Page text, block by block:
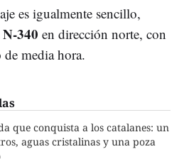
es igualmente sencillo,
N-340 en dirección norte, con
media hora.
que conquista a los catalanes: un
aguas cristalinas y una poza